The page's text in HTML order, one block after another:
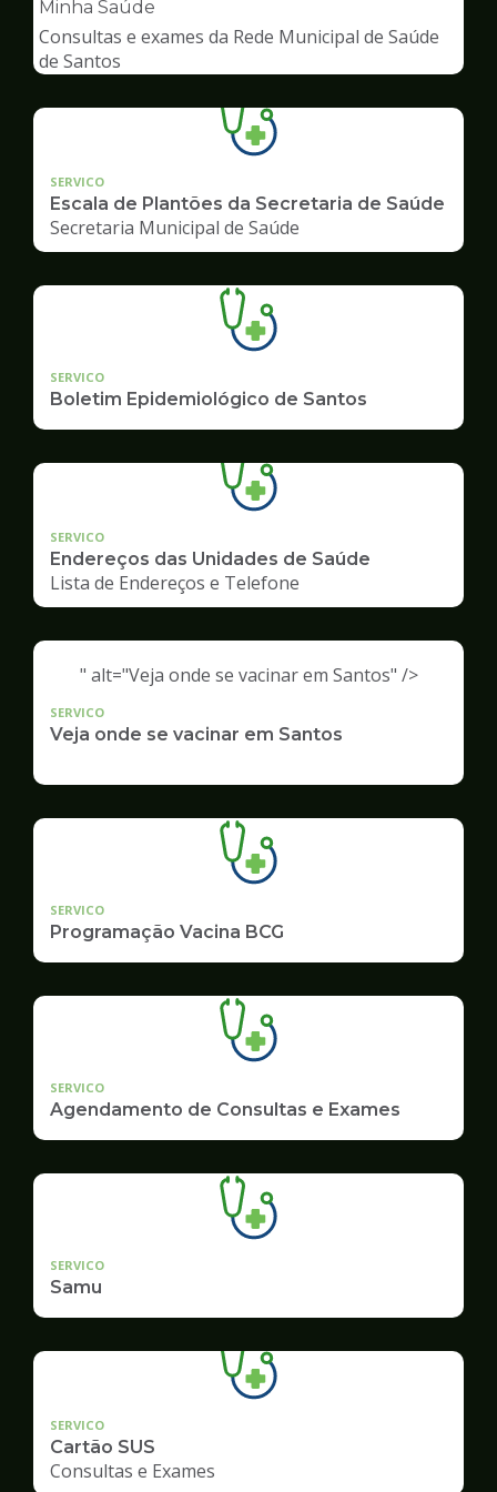
de
Saúde
Minha Saúde
Consultas e exames da Rede Municipal de Saúde
de Santos
SERVICO
Escala de Plantões da Secretaria de Saúde
Secretaria Municipal de Saúde
SERVICO
Boletim Epidemiológico de Santos
SERVICO
Endereços das Unidades de Saúde
Lista de Endereços e Telefone
" alt="Veja onde se vacinar em Santos" />
SERVICO
Veja onde se vacinar em Santos
SERVICO
Programação Vacina BCG
SERVICO
Agendamento de Consultas e Exames
SERVICO
Samu
SERVICO
Cartão SUS
Consultas e Exames